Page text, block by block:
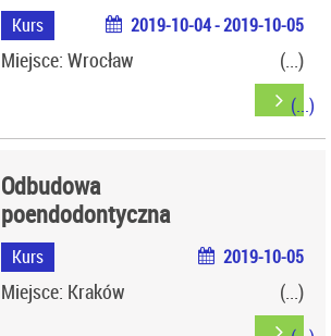
Kurs 2019-10-04 - 2019-10-05
Miejsce: Wrocław
Odbudowa
poendodontyczna
Kurs 2019-10-05
Miejsce: Kraków